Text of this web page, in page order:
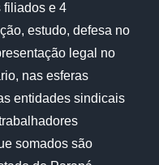
filiados e 4
estudo, defesa no
legal no
nas esferas
entidades sindicais
somados são